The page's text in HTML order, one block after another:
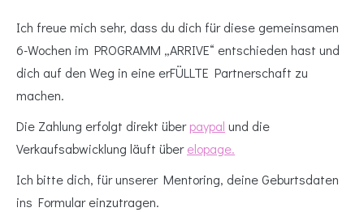
Ich freue mich sehr, dass du dich für diese gemeinsamen
6-Wochen im PROGRAMM „ARRIVE“ entschieden hast und
dich auf den Weg in eine erFÜLLTE Partnerschaft zu
machen.
Die Zahlung erfolgt direkt überpaypal und die
Verkaufsabwicklung läuft überelopage.
Ich bitte dich, für unserer Mentoring, deine Geburtsdaten
ins Formular einzutragen.